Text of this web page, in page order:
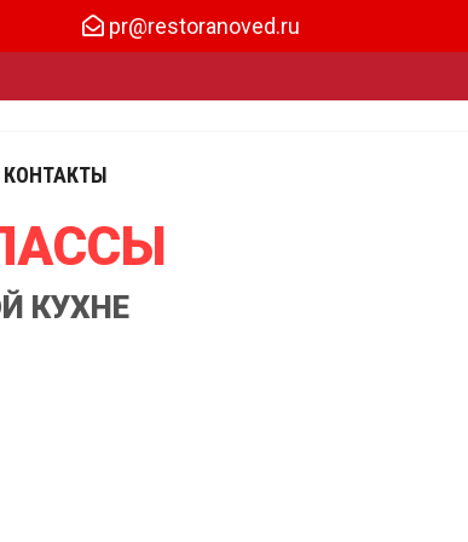
pr@restoranoved.ru
КОНТАКТЫ
КУХНЕ